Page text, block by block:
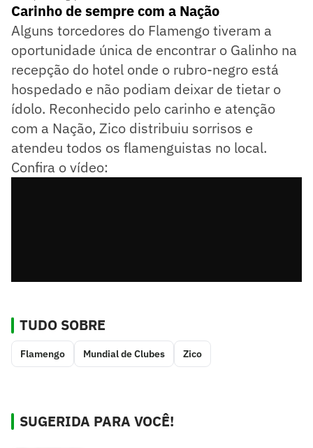
Carinho de sempre com a Nação
Alguns torcedores do Flamengo tiveram a
oportunidade única de encontrar o Galinho na
recepção do hotel onde o rubro-negro está
hospedado e não podiam deixar de tietar o
ídolo. Reconhecido pelo carinho e atenção
com a Nação, Zico distribuiu sorrisos e
atendeu todos os flamenguistas no local.
Confira o vídeo:
TUDO SOBRE
Flamengo Mundial de Clubes Zico
SUGERIDA PARA VOCÊ!